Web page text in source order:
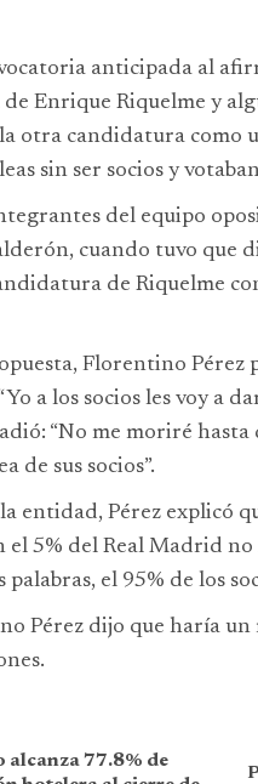
anticipada al
Enrique Riquelme y
otra candidatura como
sin ser socios y
del equipo
cuando tuvo que
de Riquelme
Florentino
a los socios les voy a
“No me moriré
de sus socios”.
entidad, Pérez explicó
el 5% del Real Madrid
palabras, el 95% de los
Pérez dijo que haría
alcanza 77.8% de